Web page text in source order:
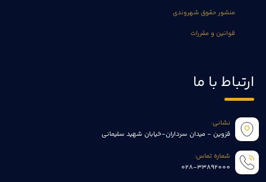
منشور حقوق شهروندی
قوانین و مقررات
ارتباط با ما
نشانی:
قزوین - میدان سرداران-خیابان شهید سلیمانی
شماره تماس:
028-33892000